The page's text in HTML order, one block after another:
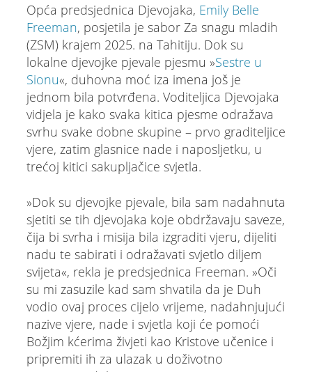
Opća predsjednica Djevojaka, Emily Belle
Freeman, posjetila je sabor Za snagu mladih
(ZSM) krajem 2025. na Tahitiju. Dok su
lokalne djevojke pjevale pjesmu »Sestre u
Sionu«, duhovna moć iza imena još je
jednom bila potvrđena. Voditeljica Djevojaka
vidjela je kako svaka kitica pjesme odražava
svrhu svake dobne skupine – prvo graditeljice
vjere, zatim glasnice nade i naposljetku, u
trećoj kitici sakupljačice svjetla.
»Dok su djevojke pjevale, bila sam nadahnuta
sjetiti se tih djevojaka koje obdržavaju saveze,
čija bi svrha i misija bila izgraditi vjeru, dijeliti
nadu te sabirati i odražavati svjetlo diljem
svijeta«, rekla je predsjednica Freeman. »Oči
su mi zasuzile kad sam shvatila da je Duh
vodio ovaj proces cijelo vrijeme, nadahnjujući
nazive vjere, nade i svjetla koji će pomoći
Božjim kćerima živjeti kao Kristove učenice i
pripremiti ih za ulazak u doživotno